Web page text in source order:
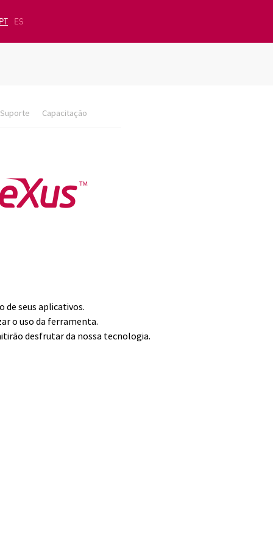
ES
Suporte Capacitação
de seus aplicativos.
o uso da ferramenta.
desfrutar da nossa tecnologia.